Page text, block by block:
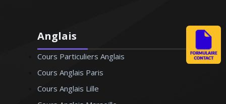
Anglais
Cours Particuliers Anglais
Cours Anglais Paris
Cours Anglais Lille